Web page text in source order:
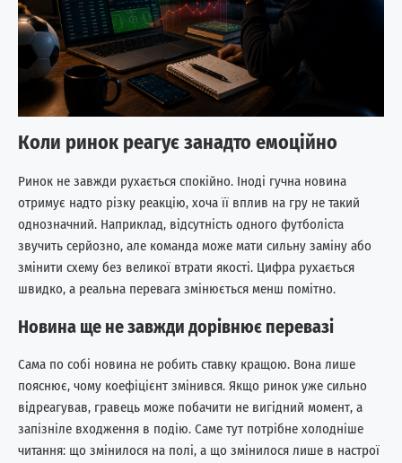
Коли ринок реагує занадто емоційно
Ринок не завжди рухається спокійно. Іноді гучна новина
отримує надто різку реакцію, хоча її вплив на гру не такий
однозначний. Наприклад, відсутність одного футболіста
звучить серйозно, але команда може мати сильну заміну або
змінити схему без великої втрати якості. Цифра рухається
швидко, а реальна перевага змінюється менш помітно.
Новина ще не завжди дорівнює перевазі
Сама по собі новина не робить ставку кращою. Вона лише
пояснює, чому коефіцієнт змінився. Якщо ринок уже сильно
відреагував, гравець може побачити не вигідний момент, а
запізніле входження в подію. Саме тут потрібне холодніше
читання: що змінилося на полі, а що змінилося лише в настрої